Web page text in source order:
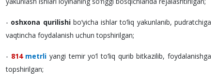
- oshxona qurilishibo‘yicha ishlar to‘liq yakunlanib, pudratchiga
vaqtincha foydalanish uchun topshirilgan;
- 814 metrli yangi temir yo‘l to‘liq qurib bitkazilib, foydalanishga
topshirilgan;